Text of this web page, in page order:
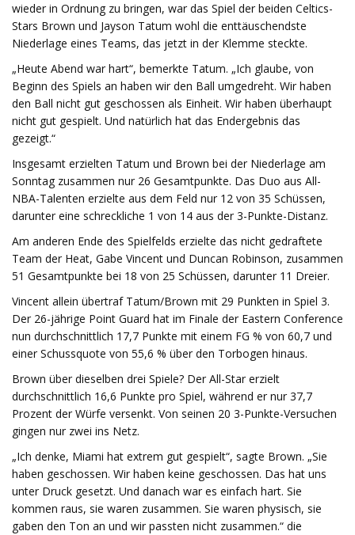
wieder in Ordnung zu bringen, war das Spiel der beiden Celtics-
Stars Brown und Jayson Tatum wohl die enttäuschendste
Niederlage eines Teams, das jetzt in der Klemme steckte.
„Heute Abend war hart“, bemerkte Tatum. „Ich glaube, von
Beginn des Spiels an haben wir den Ball umgedreht. Wir haben
den Ball nicht gut geschossen als Einheit. Wir haben überhaupt
nicht gut gespielt. Und natürlich hat das Endergebnis das
gezeigt.“
Insgesamt erzielten Tatum und Brown bei der Niederlage am
Sonntag zusammen nur 26 Gesamtpunkte. Das Duo aus All-
NBA-Talenten erzielte aus dem Feld nur 12 von 35 Schüssen,
darunter eine schreckliche 1 von 14 aus der 3-Punkte-Distanz.
Am anderen Ende des Spielfelds erzielte das nicht gedraftete
Team der Heat, Gabe Vincent und Duncan Robinson, zusammen
51 Gesamtpunkte bei 18 von 25 Schüssen, darunter 11 Dreier.
Vincent allein übertraf Tatum/Brown mit 29 Punkten in Spiel 3.
Der 26-jährige Point Guard hat im Finale der Eastern Conference
nun durchschnittlich 17,7 Punkte mit einem FG % von 60,7 und
einer Schussquote von 55,6 % über den Torbogen hinaus.
Brown über dieselben drei Spiele? Der All-Star erzielt
durchschnittlich 16,6 Punkte pro Spiel, während er nur 37,7
Prozent der Würfe versenkt. Von seinen 20 3-Punkte-Versuchen
gingen nur zwei ins Netz.
„Ich denke, Miami hat extrem gut gespielt“, sagte Brown. „Sie
haben geschossen. Wir haben keine geschossen. Das hat uns
unter Druck gesetzt. Und danach war es einfach hart. Sie
kommen raus, sie waren zusammen. Sie waren physisch, sie
gaben den Ton an und wir passten nicht zusammen.“ die